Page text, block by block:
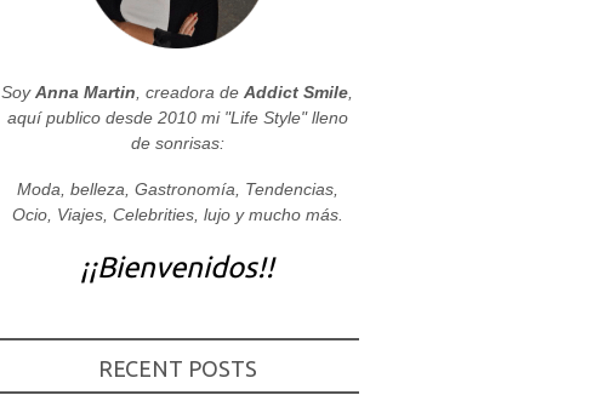
SoyAnna Martin , creadora de Addict Smile
aquí publico desde 2010 mi "Life Style" lleno
de sonrisas:
Moda, belleza, Gastronomía, Tendencias,
Ocio, Viajes, Celebrities, lujo y mucho más.
¡¡Bienvenidos!!
RECENT POSTS